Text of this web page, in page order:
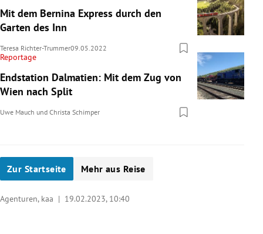
Mit dem Bernina Express durch den
Garten des Inn
Teresa Richter-Trummer09.05.2022
Reportage
Endstation Dalmatien: Mit dem Zug von
Wien nach Split
Uwe Mauch und Christa Schimper
Zur Startseite Mehr aus Reise
Agenturen, kaa | 19.02.2023, 10:40